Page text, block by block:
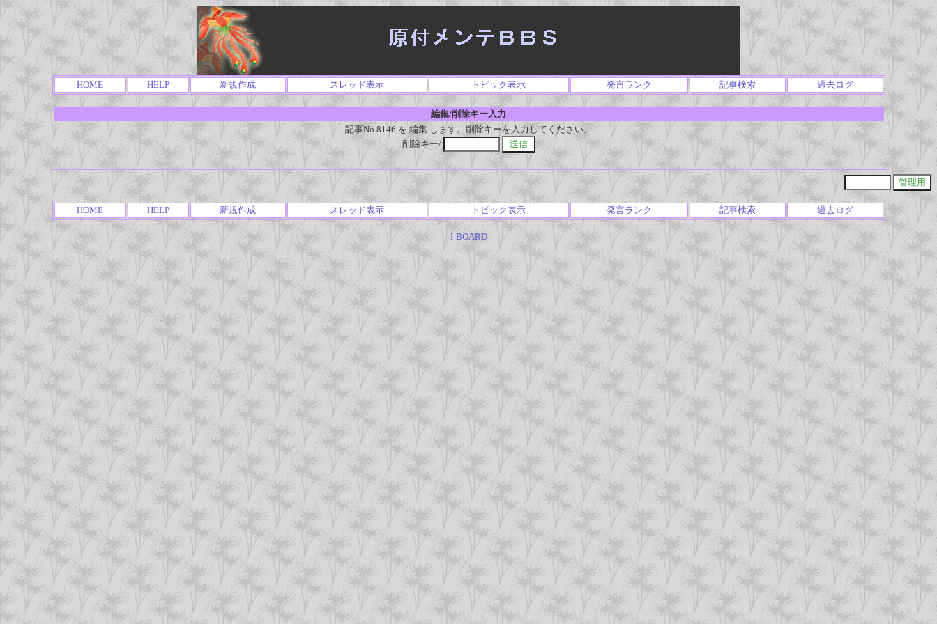
HOME HELP 新規作成 スレッド表示 トピック表示 発言ランク 記事検索 過去ログ
編集/削除キー入力
記事No.8146 を 編集 します。削除キーを入力してください。
削除キー/
HOME HELP 新規作成 スレッド表示 トピック表示 発言ランク 記事検索 過去ログ
- I-BOARD-